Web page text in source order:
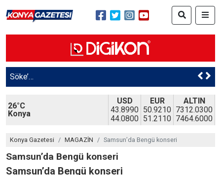
26°C
Konya
USD
43.8990
44.0800
EUR
50.9210
51.2110
ALTIN
7312.0300
7464.6000
Konya Gazetesi MAGAZİN Samsun’da Bengü konseri
Samsun’da Bengü konseri
Samsun’da Bengü konseri